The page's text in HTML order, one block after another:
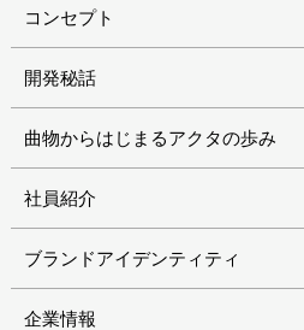
コンセプト
開発秘話
曲物からはじまるアクタの歩み
社員紹介
ブランドアイデンティティ
企業情報